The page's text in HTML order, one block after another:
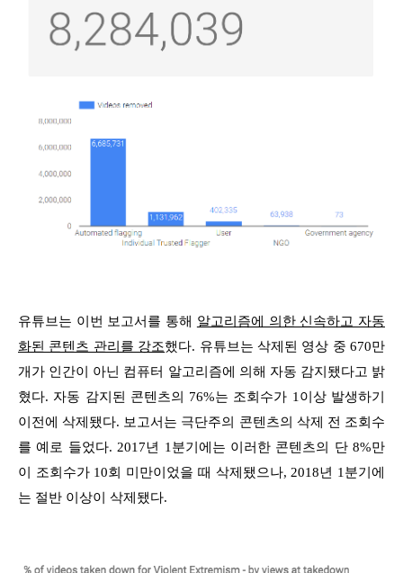
유튜브는 이번 보고서를 통해 알고리즘에 의한 신속하고 자동
화된 콘텐츠 관리를 강조했다. 유튜브는 삭제된 영상 중 670만
개가 인간이 아닌 컴퓨터 알고리즘에 의해 자동 감지됐다고 밝
혔다. 자동 감지된 콘텐츠의 76%는 조회수가 1이상 발생하기
이전에 삭제됐다. 보고서는 극단주의 콘텐츠의 삭제 전 조회수
를 예로 들었다. 2017년 1분기에는 이러한 콘텐츠의 단 8%만
이 조회수가 10회 미만이었을 때 삭제됐으나, 2018년 1분기에
는 절반 이상이 삭제됐다.